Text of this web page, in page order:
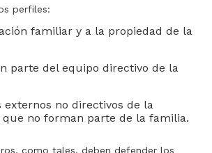
perfiles:
familiar y a la propiedad de la
parte del equipo directivo de la
externos no directivos de la
que no forman parte de la familia.
como tales, deben defender los